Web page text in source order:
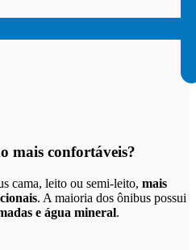
mais confortáveis?
cama, leito ou semi-leito, mais
. A maioria dos ônibus possui
e água mineral.